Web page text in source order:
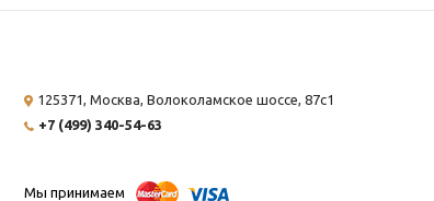
125371, Москва, Волоколамское шоссе, 87с1
+7 (499) 340-54-63
Мы принимаем